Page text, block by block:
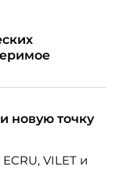
новую точку
VILET и